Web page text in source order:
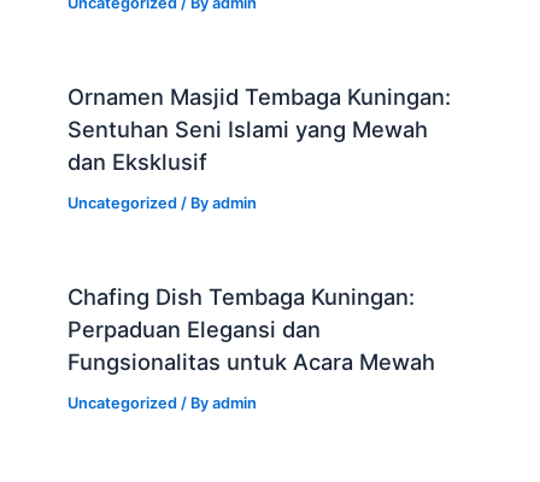
Ornamen Masjid Tembaga Kuningan:
Sentuhan Seni Islami yang Mewah
dan Eksklusif
Uncategorized / Byadmin
Chafing Dish Tembaga Kuningan:
Perpaduan Elegansi dan
Fungsionalitas untuk Acara Mewah
Uncategorized / Byadmin